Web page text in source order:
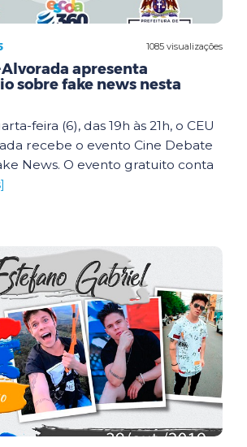
1085 visualizações
Alvorada apresenta
sobre fake news nesta
feira (6), das 19h às 21h, o CEU
recebe o evento Cine Debate
News. O evento gratuito conta